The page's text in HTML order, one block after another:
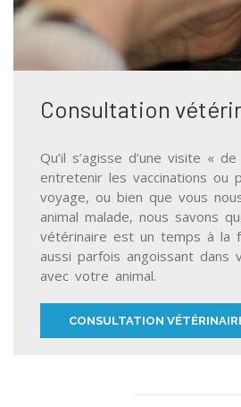
Consultation
Qu’il s’agisse d’une visite «
entretenir les vaccinations ou
voyage, ou bien que vous
animal malade, nous savons
vétérinaire est un temps à la
aussi parfois angoissant dans
avec votre animal.
CONSULTATION